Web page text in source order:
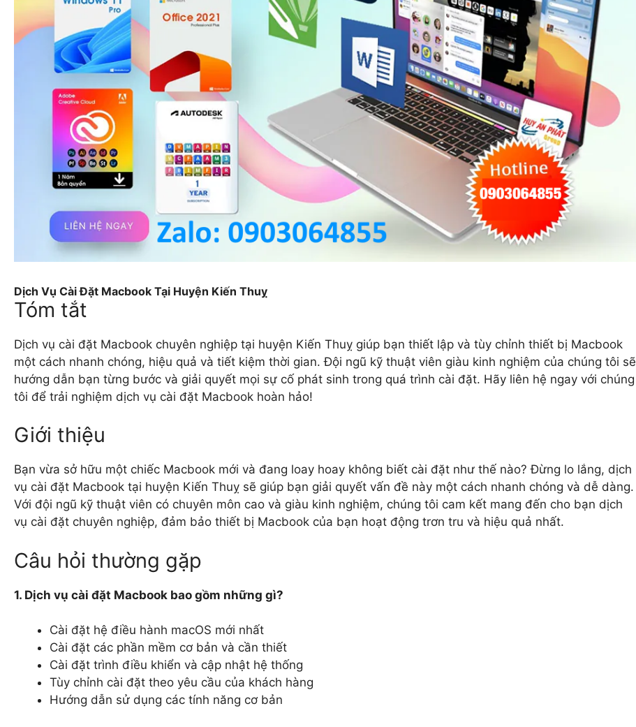
Dịch Vụ Cài Đặt Macbook Tại Huyện Kiến Thuỵ
Tóm tắt
Dịch vụ cài đặt Macbook chuyên nghiệp tại huyện Kiến Thuỵ giúp bạn thiết lập và tùy chỉnh thiết bị Macbook
một cách nhanh chóng, hiệu quả và tiết kiệm thời gian. Đội ngũ kỹ thuật viên giàu kinh nghiệm của chúng tôi sẽ
hướng dẫn bạn từng bước và giải quyết mọi sự cố phát sinh trong quá trình cài đặt. Hãy liên hệ ngay với chúng
tôi để trải nghiệm dịch vụ cài đặt Macbook hoàn hảo!
Giới thiệu
Bạn vừa sở hữu một chiếc Macbook mới và đang loay hoay không biết cài đặt như thế nào? Đừng lo lắng, dịch
vụ cài đặt Macbook tại huyện Kiến Thuỵ sẽ giúp bạn giải quyết vấn đề này một cách nhanh chóng và dễ dàng.
Với đội ngũ kỹ thuật viên có chuyên môn cao và giàu kinh nghiệm, chúng tôi cam kết mang đến cho bạn dịch
vụ cài đặt chuyên nghiệp, đảm bảo thiết bị Macbook của bạn hoạt động trơn tru và hiệu quả nhất.
Câu hỏi thường gặp
1. Dịch vụ cài đặt Macbook bao gồm những gì?
Cài đặt hệ điều hành macOS mới nhất
Cài đặt các phần mềm cơ bản và cần thiết
Cài đặt trình điều khiển và cập nhật hệ thống
Tùy chỉnh cài đặt theo yêu cầu của khách hàng
Hướng dẫn sử dụng các tính năng cơ bản